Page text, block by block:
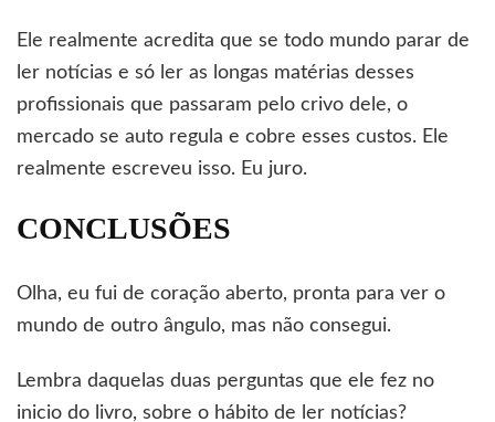
Ele realmente acredita que se todo mundo parar de
ler notícias e só ler as longas matérias desses
profissionais que passaram pelo crivo dele, o
mercado se auto regula e cobre esses custos. Ele
realmente escreveu isso. Eu juro.
CONCLUSÕES
Olha, eu fui de coração aberto, pronta para ver o
mundo de outro ângulo, mas não consegui.
Lembra daquelas duas perguntas que ele fez no
inicio do livro, sobre o hábito de ler notícias?